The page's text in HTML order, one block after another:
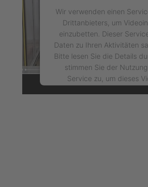
Wir verwenden einen
Drittanbieters, um
einzubetten. Dieser
Daten zu Ihren Aktivitäten
Bitte lesen Sie die Details
stimmen Sie der
Service zu, um dieses